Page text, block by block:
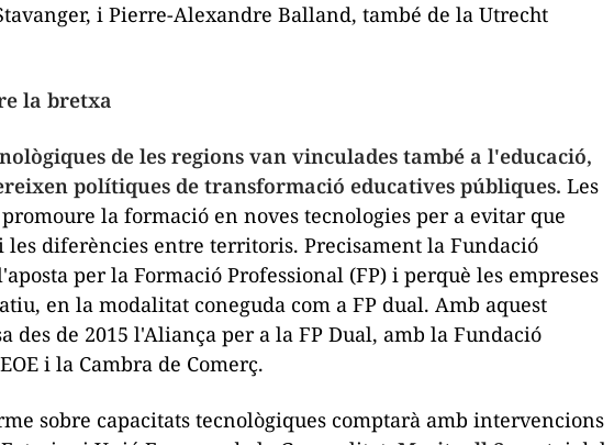
i Pierre-Alexandre Balland, també de la Utrecht
la bretxa
de les regions van vinculades també a l'educació,
polítiques de transformació educatives públiques. Les
la formació en noves tecnologies per a evitar que
les diferències entre territoris. Precisament la Fundació
per la Formació Professional (FP) i perquè les empreses
en la modalitat coneguda com a FP dual. Amb aquest
des de 2015 l'Aliança per a la FP Dual, amb la Fundació
i la Cambra de Comerç.
sobre capacitats tecnològiques comptarà amb intervencions